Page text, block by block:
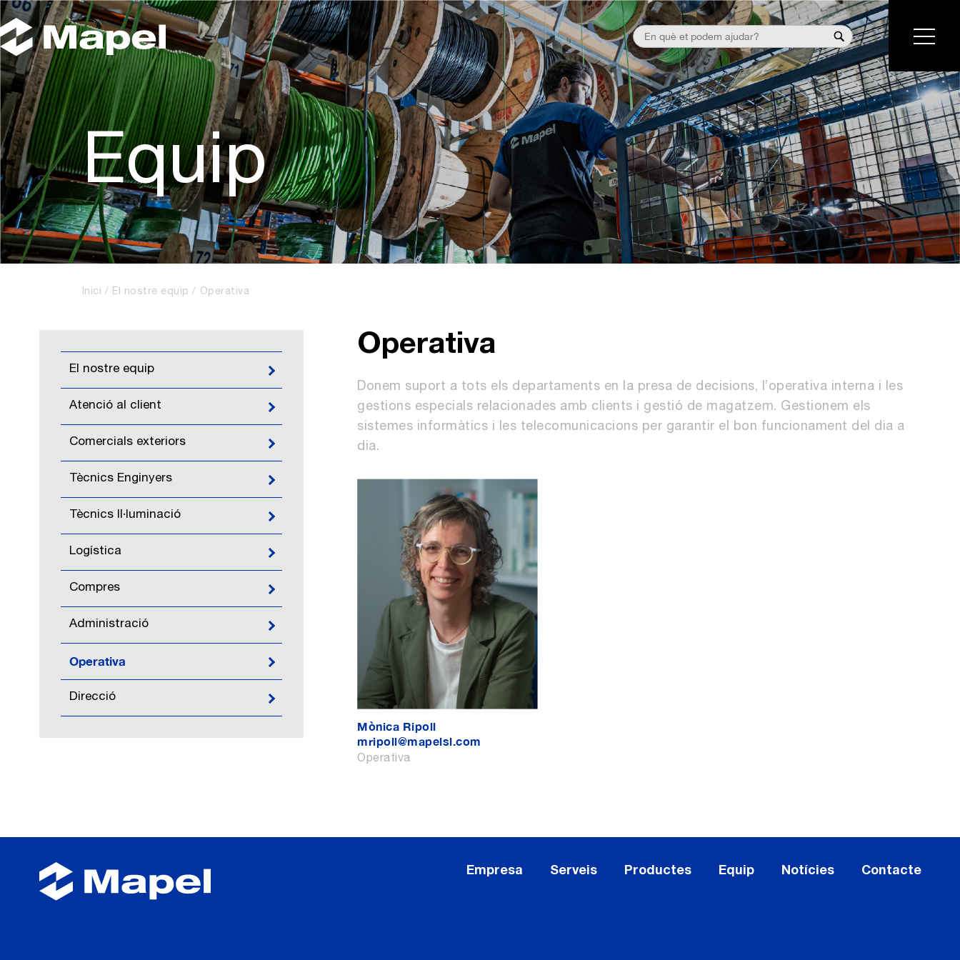
Equip
Inici El nostre equip Operativa
Operativa
Donem suport a tots els departaments en la presa de decisions, l’operativa interna i les
gestions especials relacionades amb clients i gestió de magatzem. Gestionem els
sistemes informàtics i les telecomunicacions per garantir el bon funcionament del dia a
dia.
Mònica Ripoll
mripoll@mapelsl.com
Operativa
El nostre equip
Atenció al client
Comercials exteriors
Tècnics Enginyers
Tècnics Il·luminació
Logística
Compres
Administració
Operativa
Direcció
Empresa Serveis Productes Equip Notícies Contacte